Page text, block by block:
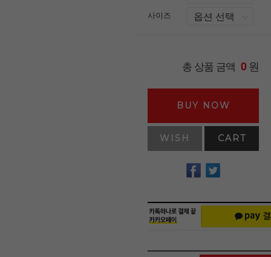
사이즈
총 상품 금액 0원
BUY NOW
WISH CART